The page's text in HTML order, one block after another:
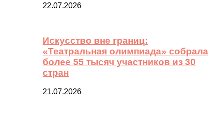
22.07.2026
Искусство вне границ:
«Театральная олимпиада» собрала
более 55 тысяч участников из 30
стран
21.07.2026